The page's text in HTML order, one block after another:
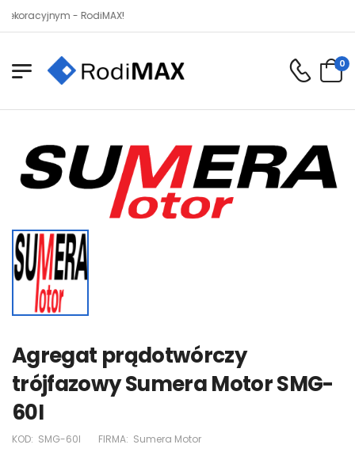
- RodiMAX!
0
Agregat prądotwórczy
trójfazowy Sumera Motor SMG-
60I
KOD: SMG-60I FIRMA: Sumera Motor